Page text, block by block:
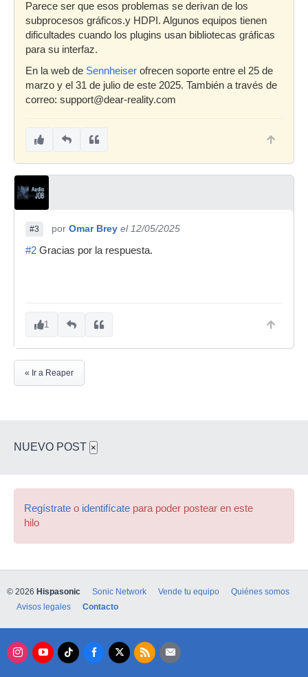
Parece ser que esos problemas se derivan de los
subprocesos gráficos.y HDPI. Algunos equipos tienen
dificultades cuando los plugins usan bibliotecas gráficas
para su interfaz.
En la web de Sennheiser ofrecen soporte entre el 25 de
marzo y el 31 de julio de este 2025. También a través de
correo: support@dear-reality.com
#3 por Omar Brey el 12/05/2025
#2 Gracias por la respuesta.
1
« Ir a Reaper
NUEVO POST ×
Regístrate o identifícate para poder postear en este
hilo
© 2026 Hispasonic Sonic Network Vende tu equipo
Quiénes somos
Avisos legales
Contacto